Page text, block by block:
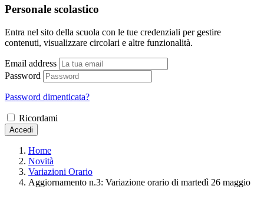
Personale scolastico
Entra nel sito della scuola con le tue credenziali per gestire
contenuti, visualizzare circolari e altre funzionalità.
Email address
Password
Password dimenticata?
Ricordami
Accedi
Home
Novità
Variazioni Orario
Aggiornamento n.3: Variazione orario di martedì 26 maggio